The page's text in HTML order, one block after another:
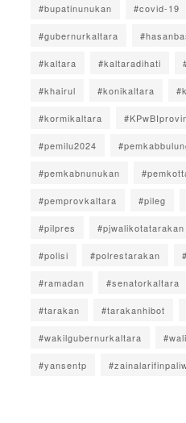
#bupatinunukan #covid-19
#gubernurkaltara
#kaltara #kaltaradihati
#khairul #konikaltara
#kormikaltara
#pemilu2024
#pemkabnunukan
#pemprovkaltara #pileg
#pilpres #pjwalikotatarakan
#polisi #polrestarakan
#ramadan #senatorkaltara
#tarakan #tarakanhibot
#wakilgubernurkaltara
#yansentp